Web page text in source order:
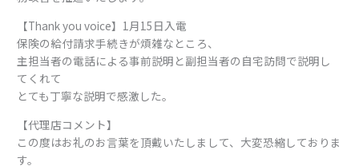
【Thank you voice】1月15日入電
保険の給付請求手続きが煩雑なところ、
主担当者の電話による事前説明と副担当者の自宅訪問で説明し
てくれて
とても丁寧な説明で感激した。
【代理店コメント】
この度はお礼のお言葉を頂戴いたしまして、大変恐縮しておりま
す。